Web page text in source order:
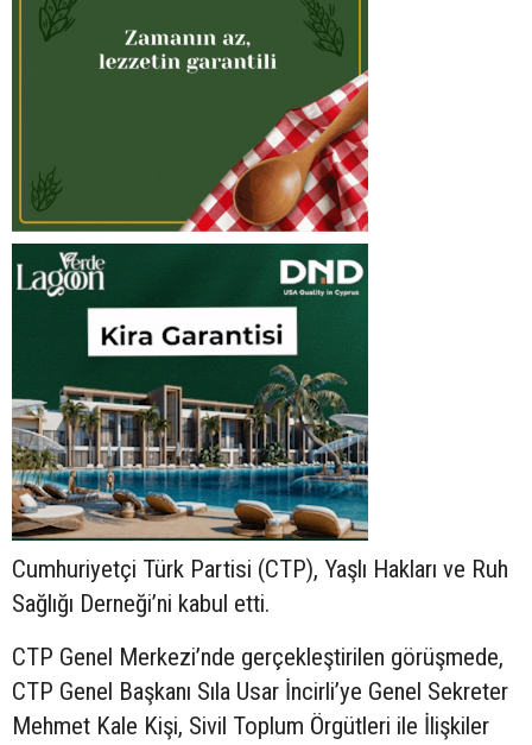
Cumhuriyetçi Türk Partisi (CTP), Yaşlı Hakları ve Ruh
Sağlığı Derneği’ni kabul etti.
CTP Genel Merkezi’nde gerçekleştirilen görüşmede,
CTP Genel Başkanı Sıla Usar İncirli’ye Genel Sekreter
Mehmet Kale Kişi, Sivil Toplum Örgütleri ile İlişkiler